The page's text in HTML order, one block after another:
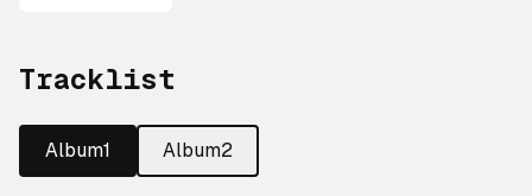
Tracklist
Album1 Album2